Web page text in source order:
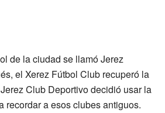
de la ciudad se llamó Jerez
el Xerez Fútbol Club recuperó la
Club Deportivo decidió usar la
recordar a esos clubes antiguos.